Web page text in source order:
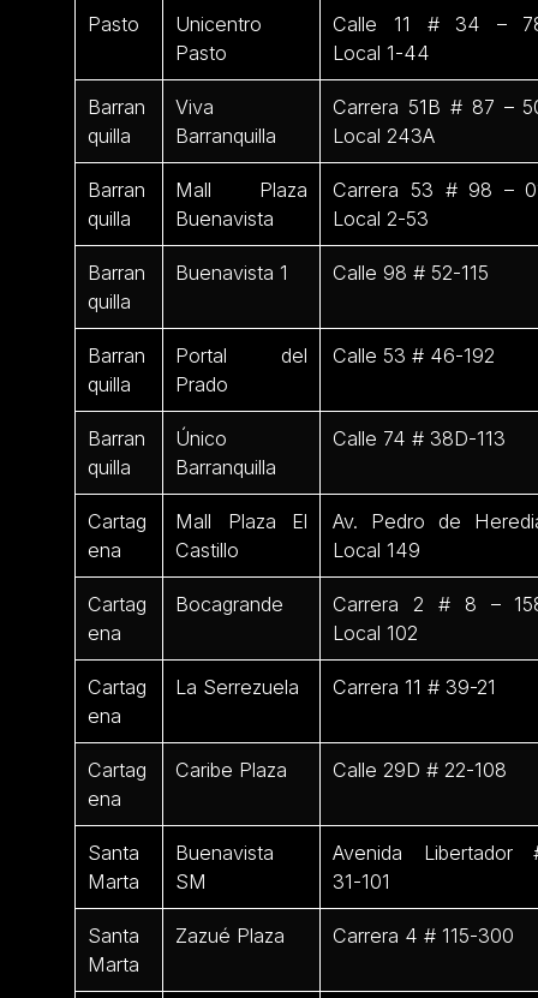
Pasto
Unicentro
Pasto
Calle 11 # 34 –
Local 1-44
Barran
quilla
Viva
Barranquilla
Carrera 51B # 87 –
Local 243A
Barran
quilla
Mall Plaza
Buenavista
Carrera 53 # 98 –
Local 2-53
Barran
quilla
Buenavista 1 Calle 98 # 52-115
Barran
quilla
Portal del
Prado
Calle 53 # 46-192
Barran
quilla
Único
Barranquilla
Calle 74 # 38D-113
Cartag
ena
Mall Plaza El
Castillo
Av. Pedro de
Local 149
Cartag
ena
Bocagrande
Carrera 2 # 8 –
Local 102
Cartag
ena
La Serrezuela Carrera 11 # 39-21
Cartag
ena
Caribe Plaza Calle 29D # 22-108
Santa
Marta
Buenavista
SM
Avenida Libertador
31-101
Santa
Marta
Zazué Plaza Carrera 4 # 115-300